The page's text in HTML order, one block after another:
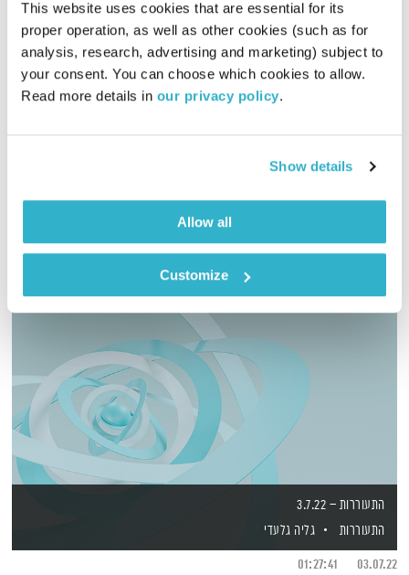
This website uses cookies that are essential for its
proper operation, as well as other cookies (such as for
analysis, research, advertising and marketing) subject to
your consent. You can choose which cookies to allow.
Read more details in our privacy policy.
Show details
Allow all
Customize
האיש מכדור הארץ
לצלול לתוך פסקול
דידי ארז
09.08.24
00:56:07
14,000 שנה. הסרט כולו מתרחש בסלון ביתו, ואת השיחה המרתקת
מארק הינטון סטוארט שזהו אחד מפסקוליו הבודדים. מגישים: דידי
התעוררות – 3.7.22
התעוררות
גליה גלעדי
03.07.22
01:27:41